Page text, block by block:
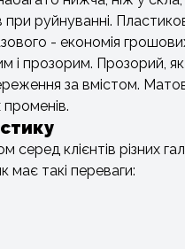
при руйнуванні.
- економія
і прозорим. Прозорий,
за вмістом.
клієнтів різних
має такі переваги: